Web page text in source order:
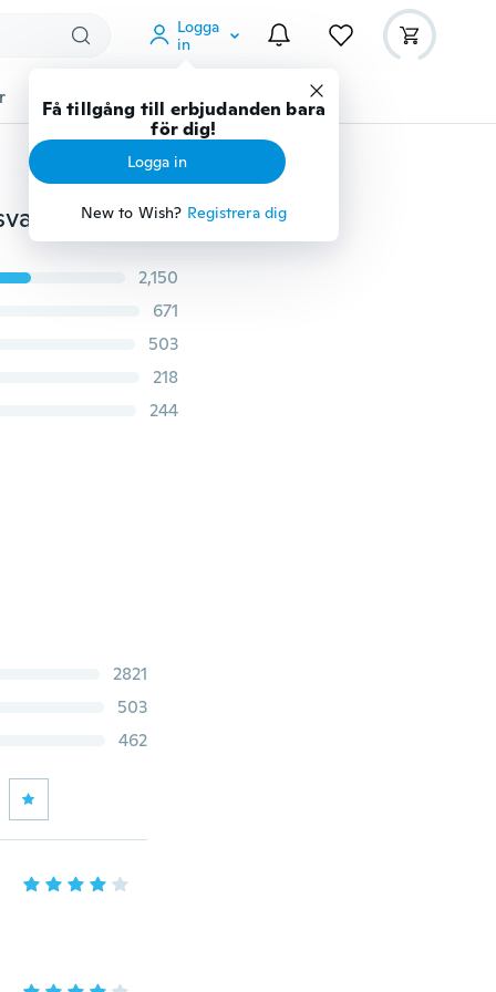
Logga
in
Få tillgång till erbjudanden bara
för dig!
Logga in
New to Wish? Registrera dig
Djurtillbehör Teknikprylar Mer
Hihg kvalitet 3D-fiber Vattentät Mascara Långvarig svart ögonfransar Krypterad förlängning Dubbel Mascara Förlängning Mascara Maquillage Curling Mascara Ögonfransar Makeup
2,150
671
503
218
244
2821
503
462